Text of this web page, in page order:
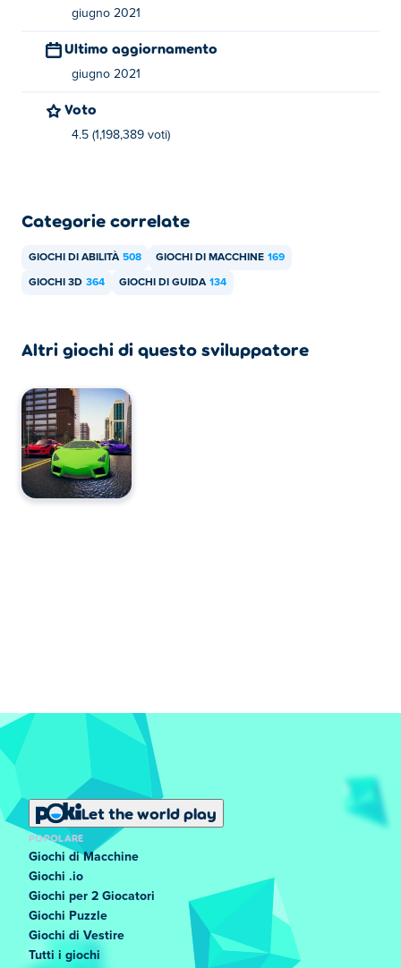
giugno 2021
Ultimo aggiornamento
giugno 2021
Voto
4.5 (1,198,389 voti)
Categorie correlate
GIOCHI DI ABILITÀ 508 GIOCHI DI MACCHINE 169
GIOCHI 3D 364 GIOCHI DI GUIDA 134
Altri giochi di questo sviluppatore
Let the world play
POPOLARE
Giochi di Macchine
Giochi .io
Giochi per 2 Giocatori
Giochi Puzzle
Giochi di Vestire
Tutti i giochi